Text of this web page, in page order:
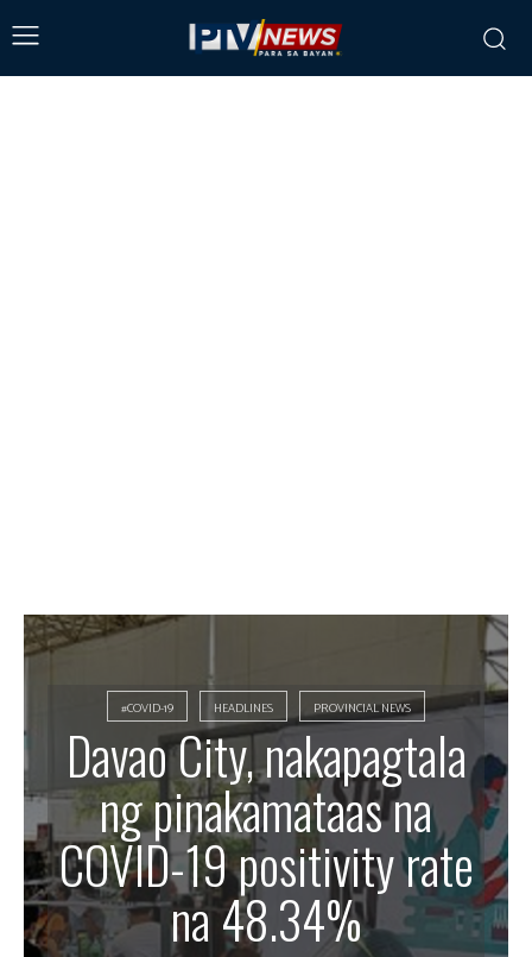
#COVID-19 HEADLINES PROVINCIAL NEWS
Davao City, nakapagtala
ng pinakamataas na
COVID-19 positivity rate
na 48.34%